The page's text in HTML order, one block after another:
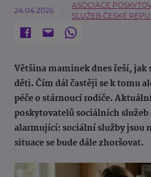
24.04.2026
ASOCIACE
SLUŽEB ČESKÉ
Většina maminek dnes řeší, jak
děti. Čím dál častěji se k tomu
péče o stárnoucí rodiče.
poskytovatelů sociálních služeb
alarmující: sociální služby jsou
situace se bude dále zhoršovat.